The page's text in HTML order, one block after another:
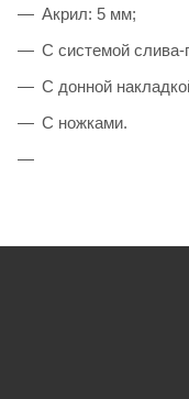
Акрил: 5 мм;
С системой
С донной
С ножками.